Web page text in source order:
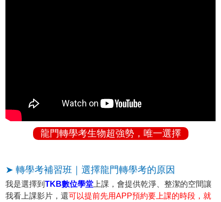
龍門轉學考生物超強勢，唯一選擇
➤ 轉學考補習班｜選擇龍門轉學考的原因
我是選擇到TKB數位學堂上課，會提供乾淨、整潔的空間讓
我看上課影片，還可以提前先用APP預約要上課的時段，就